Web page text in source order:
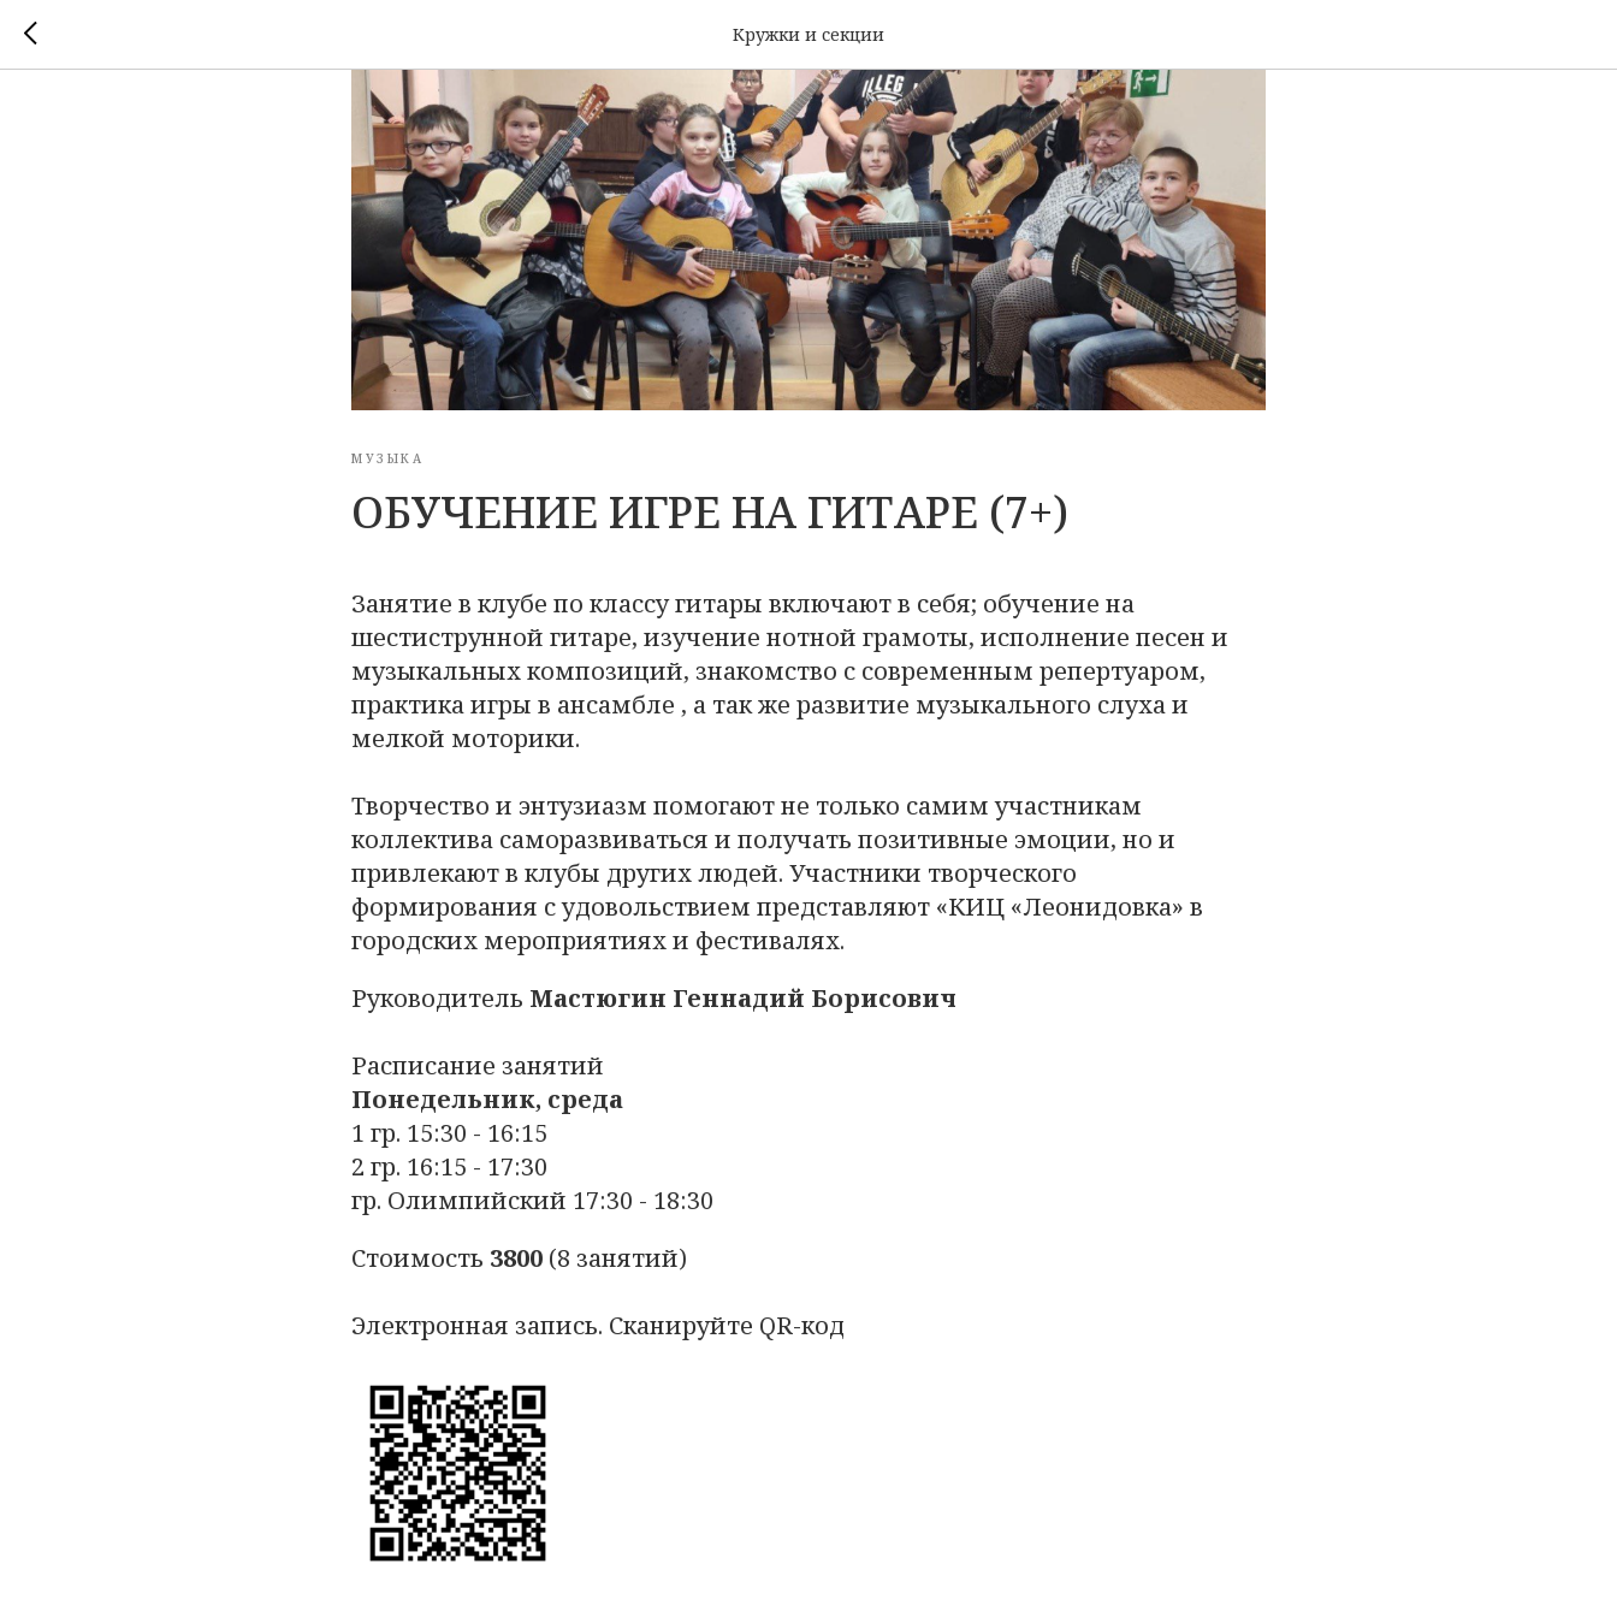
Кружки и секции
МУЗЫКА
ОБУЧЕНИЕ ИГРЕ НА ГИТАРЕ (7+)
Занятие в клубе по классу гитары включают в себя; обучение на
шестиструнной гитаре, изучение нотной грамоты, исполнение песен и
музыкальных композиций, знакомство с современным репертуаром,
практика игры в ансамбле , а так же развитие музыкального слуха и
мелкой моторики.
Творчество и энтузиазм помогают не только самим участникам
коллектива саморазвиваться и получать позитивные эмоции, но и
привлекают в клубы других людей. Участники творческого
формирования с удовольствием представляют «КИЦ «Леонидовка» в
городских мероприятиях и фестивалях.
Руководитель Мастюгин Геннадий Борисович
Расписание занятий
Понедельник, среда
1 гр. 15:30 - 16:15
2 гр. 16:15 - 17:30
гр. Олимпийский 17:30 - 18:30
Стоимость 3800 (8 занятий)
Электронная запись. Сканируйте QR-код